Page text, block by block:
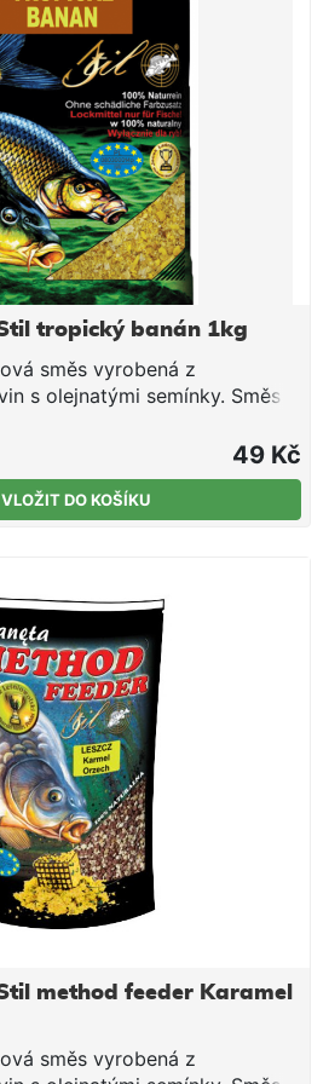
krmítek.
tropický banán 1kg
směs vyrobená z
s olejnatými semínky. Směs
průběhu celé sezony. Jedná
obilovin a olejnatin,
moučky a atraktivní aroma.
do krmítek, ale i do
chvilku čekáme do vsáknutí. V
směs pouze opatrně
a vzniku vhodné
krmítek.
49 Kč
VLOŽIT DO KOŠÍKU
method feeder Karamel
směs vyrobená z